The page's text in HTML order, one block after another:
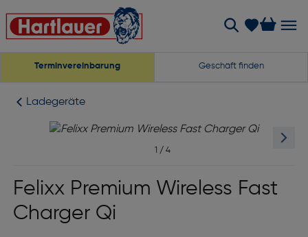
Terminvereinbarung Geschäft finden
Ladegeräte
1 / 4
Felixx Premium Wireless Fast
Charger Qi